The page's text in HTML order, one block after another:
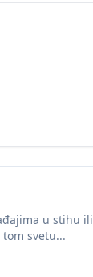
u stihu
svetu...